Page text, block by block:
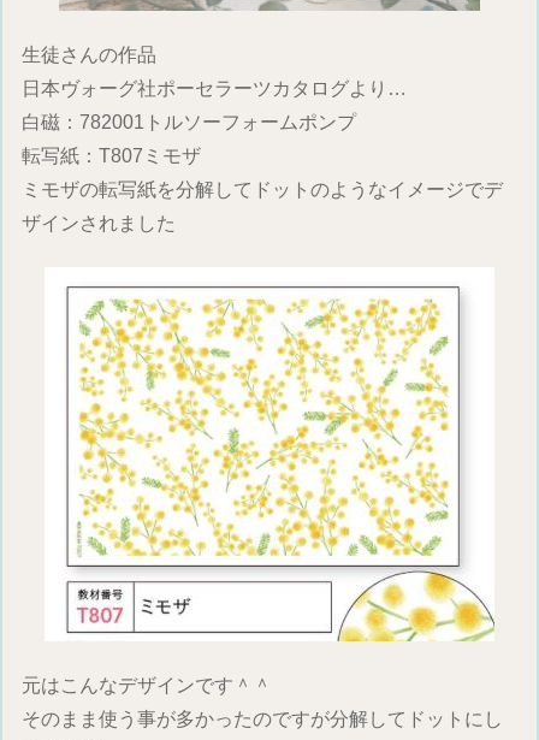
生徒さんの作品
日本ヴォーグ社ポーセラーツカタログより…
白磁：782001トルソーフォームポンプ
転写紙：T807ミモザ
ミモザの転写紙を分解してドットのようなイメージでデ
ザインされました
元はこんなデザインです＾＾
そのまま使う事が多かったのですが分解してドットにし